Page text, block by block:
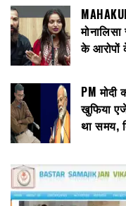
के आरोपों
PM मोदी
खुफिया
था समय,